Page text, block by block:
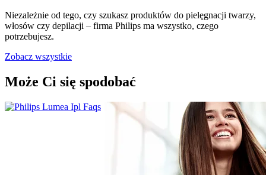
Niezależnie od tego, czy szukasz produktów do pielęgnacji twarzy,
włosów czy depilacji – firma Philips ma wszystko, czego
potrzebujesz.
Zobacz wszystkie
Może Ci się spodobać